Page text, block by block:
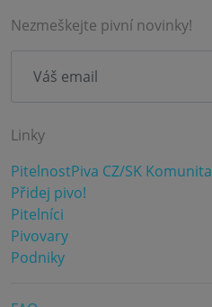
Nezmeškejte pivní novinky!
Linky
PitelnostPiva CZ/SK Komunita
Přidej pivo!
Pitelníci
Pivovary
Podniky